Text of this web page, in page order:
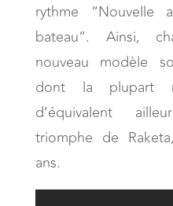
rythme “Nouvelle
bateau”. Ainsi,
nouveau modèle
dont la plupart
d’équivalent
triomphe de
ans.